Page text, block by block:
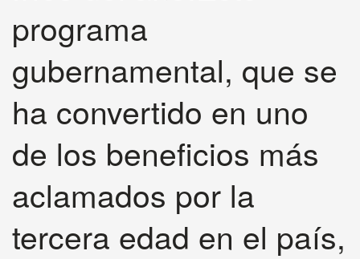
programa
gubernamental, que se
ha convertido en uno
de los beneficios más
aclamados por la
tercera edad en el país,